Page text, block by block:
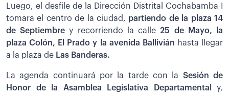
Luego, el desfile de la Dirección Distrital Cochabamba I
tomara el centro de la ciudad, partiendo de la plaza 14
de Septiembre y recorriendo la calle25 de Mayo, la
plaza Colón, El Prado y la avenida Ballivián hasta llegar
a la plaza de Las Banderas.
La agenda continuará por la tarde con la Sesión de
Honor de la Asamblea Legislativa Departamental
y,